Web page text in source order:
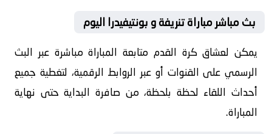
بث مباشر مباراة تنريفة و بونتيفيدرا اليوم
يمكن لعشاق كرة القدم متابعة المباراة مباشرة عبر البث
الرسمي على القنوات أو عبر الروابط الرقمية، لتغطية جميع
أحداث اللقاء لحظة بلحظة، من صافرة البداية حتى نهاية
المباراة.